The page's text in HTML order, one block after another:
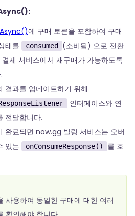
에 구매 토큰을 포함하여 구매
태를
consumed
(소비됨) 으로 전환
제 서비스에서 재구매가 가능하도록
결과를 업데이트하기 위해
인터페이스와 연
전달합니다.
완료되면 now.gg 빌링 서비스는 오버
있는
onConsumeResponse()
를 호
사용하여 동일한 구매에 대한 여러